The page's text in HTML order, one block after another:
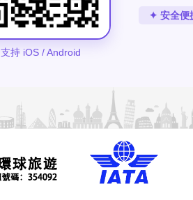
支持 iOS / Android
✦ 安全便